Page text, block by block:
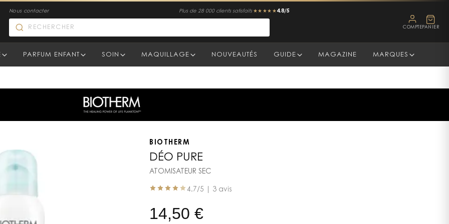
Nous contacter Plus de 28 000 clients satisfaits ★★★★★ 4.8/5
COMPTE PANIER
PARFUM ENFANT SOIN MAQUILLAGE NOUVEAUTÉS GUIDE MAGAZINE MARQUES
BIOTHERM
DÉO PURE
ATOMISATEUR SEC
4.7/5 | 3 avis
14,50 €